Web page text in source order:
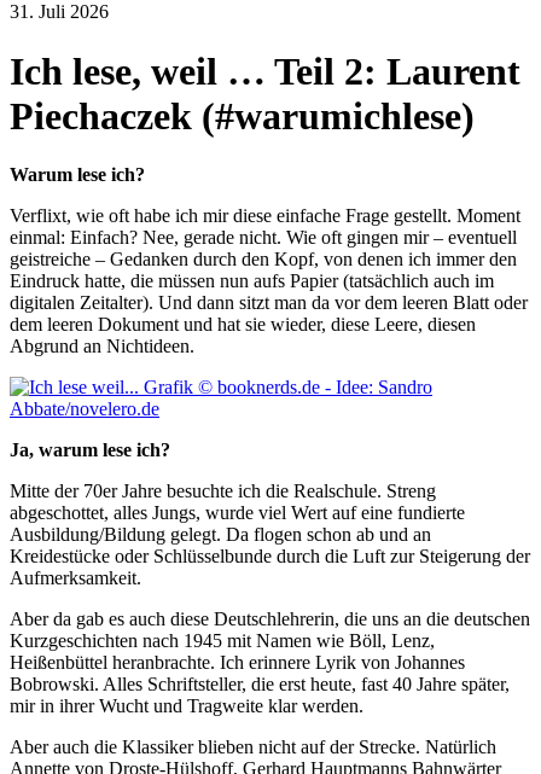
31. Juli 2026
Ich lese, weil … Teil 2: Laurent
Piechaczek (#warumichlese)
Warum lese ich?
Verflixt, wie oft habe ich mir diese einfache Frage gestellt. Moment
einmal: Einfach? Nee, gerade nicht. Wie oft gingen mir – eventuell
geistreiche – Gedanken durch den Kopf, von denen ich immer den
Eindruck hatte, die müssen nun aufs Papier (tatsächlich auch im
digitalen Zeitalter). Und dann sitzt man da vor dem leeren Blatt oder
dem leeren Dokument und hat sie wieder, diese Leere, diesen
Abgrund an Nichtideen.
Ja, warum lese ich?
Mitte der 70er Jahre besuchte ich die Realschule. Streng
abgeschottet, alles Jungs, wurde viel Wert auf eine fundierte
Ausbildung/Bildung gelegt. Da flogen schon ab und an
Kreidestücke oder Schlüsselbunde durch die Luft zur Steigerung der
Aufmerksamkeit.
Aber da gab es auch diese Deutschlehrerin, die uns an die deutschen
Kurzgeschichten nach 1945 mit Namen wie Böll, Lenz,
Heißenbüttel heranbrachte. Ich erinnere Lyrik von Johannes
Bobrowski. Alles Schriftsteller, die erst heute, fast 40 Jahre später,
mir in ihrer Wucht und Tragweite klar werden.
Aber auch die Klassiker blieben nicht auf der Strecke. Natürlich
Annette von Droste-Hülshoff, Gerhard Hauptmanns Bahnwärter